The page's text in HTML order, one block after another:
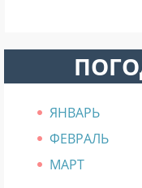
ЯНВАРЬ
ФЕВРАЛЬ
МАРТ